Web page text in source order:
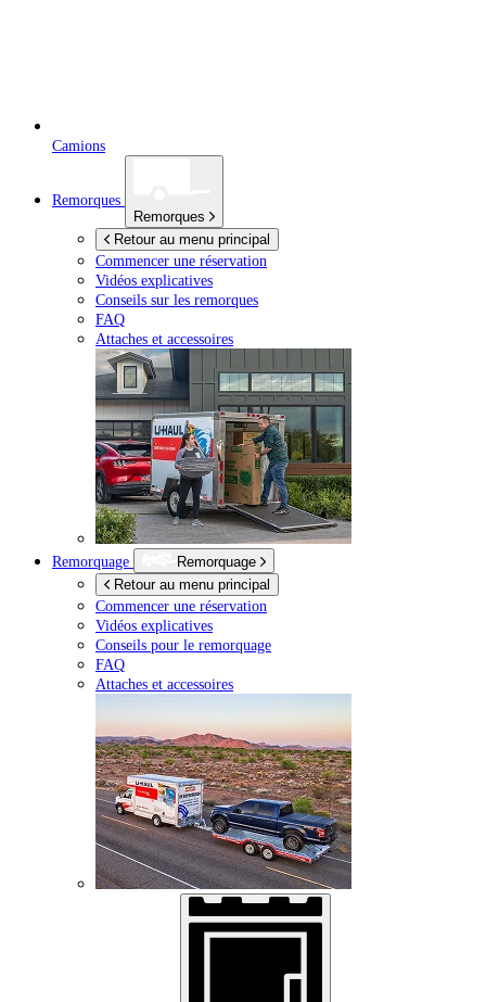
Camions
Remorques
Remorques
Retour au menu principal
Commencer une réservation
Vidéos explicatives
Conseils sur les remorques
FAQ
Attaches et accessoires
Remorquage
Remorquage
Retour au menu principal
Commencer une réservation
Vidéos explicatives
Conseils pour le remorquage
FAQ
Attaches et accessoires